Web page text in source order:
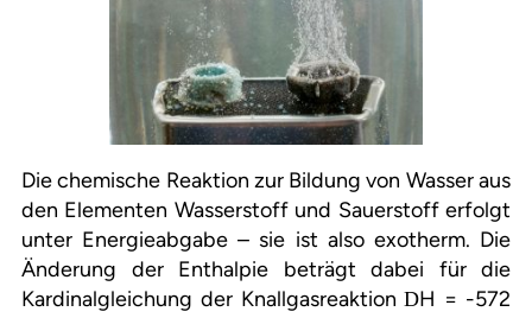
Die chemische Reaktion zur Bildung von Wasser aus
den Elementen Wasserstoff und Sauerstoff erfolgt
unter Energieabgabe – sie ist also exotherm. Die
Änderung der Enthalpie beträgt dabei für die
Kardinalgleichung der KnallgasreaktionDH = -572